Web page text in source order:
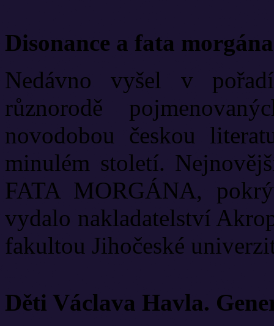
Disonance a fata morgána
Nedávno vyšel v
různorodě
novodobou českou
minulém století.
FATA MORGÁNA,
vydalo nakladatelství
fakultou Jihočeské
Děti Václava Havla.